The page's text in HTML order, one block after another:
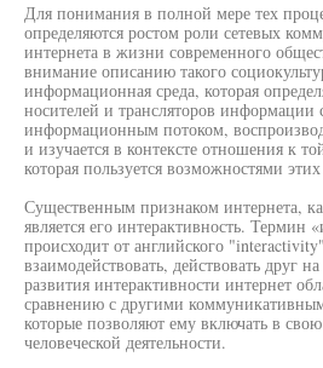
Для понимания в полной мере тех
определяются ростом роли сетевых
интернета в жизни современного
внимание описанию такого
информационная среда, которая
носителей и трансляторов информации
информационным потоком,
и изучается в контексте отношения к
которая пользуется возможностями этих
Существенным признаком интернета,
является его интерактивность. Термин
происходит от английского
взаимодействовать, действовать друг
развития интерактивности интернет
сравнению с другими
которые позволяют ему включать в
человеческой деятельности.